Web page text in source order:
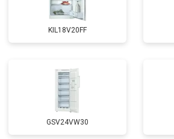
KIL18V20FF
GSV24VW30